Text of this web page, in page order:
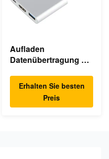
Aufladen
Datenübertragung 3
USB Typ C Hub
Erhalten Sie besten
Preis